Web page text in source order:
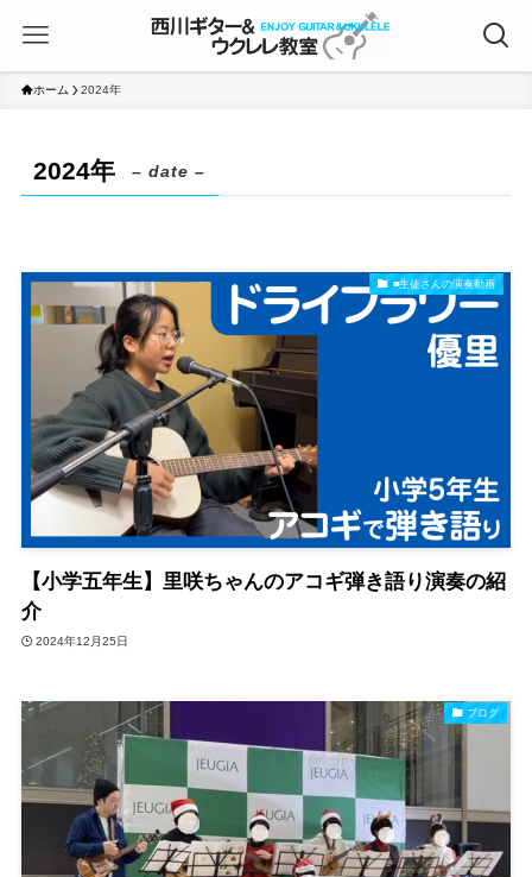
ホーム 2024年
2024年 – date –
■生徒さんの演奏動画
【小学五年生】里咲ちゃんのアコギ弾き語り演奏の紹
介
2024年12月25日
ブログ